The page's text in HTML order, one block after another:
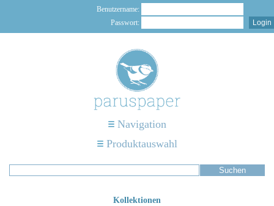
Benutzername:
Passwort:
Navigation
Produktauswahl
Kollektionen